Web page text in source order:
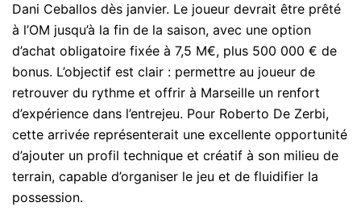
Dani Ceballos dès janvier. Le joueur devrait être prêté
à l’OM jusqu’à la fin de la saison, avec une option
d’achat obligatoire fixée à 7,5 M€, plus 500 000 € de
bonus. L’objectif est clair : permettre au joueur de
retrouver du rythme et offrir à Marseille un renfort
d’expérience dans l’entrejeu. Pour Roberto De Zerbi,
cette arrivée représenterait une excellente opportunité
d’ajouter un profil technique et créatif à son milieu de
terrain, capable d’organiser le jeu et de fluidifier la
possession.